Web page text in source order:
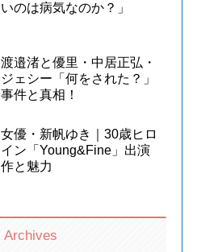
いのは病気なのか？」
渡邉渚と優里・中居正弘・
ジェシー「何をされた？」
事件と真相！
女優・新帆ゆき｜30歳ヒロ
イン「Young&Fine」出演
作と魅力
Archives